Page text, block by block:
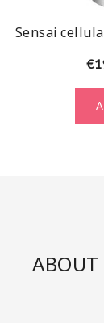
Sensai
€
ABOUT